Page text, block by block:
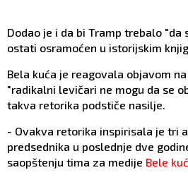
Dodao je i da bi Tramp trebalo "da
ostati osramoćen u istorijskim
Bela kuća je reagovala objavom
"radikalni levičari ne mogu da se
takva retorika podstiče nasilje.
- Ovakva retorika inspirisala je tri
predsednika u poslednje dve
saopštenju tima za medije Bele